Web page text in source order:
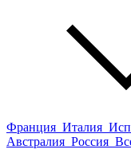
Франция Италия
Австралия Россия